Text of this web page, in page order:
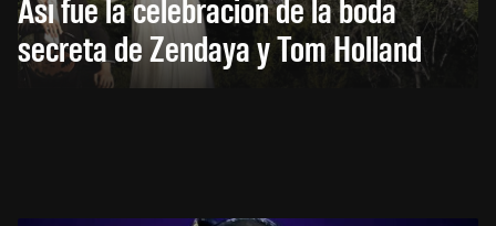
secreta de Zendaya y Tom Holland